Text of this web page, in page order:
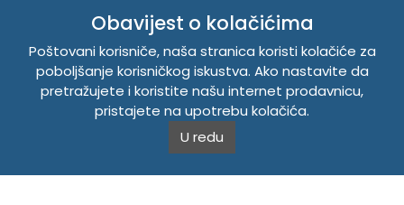
INFORMACIJE
Politika o kolačićima
Uslovi korištenja
Politika privatnosti
Obavijest o kolačićima
Poštovani korisniče, naša stranica koristi kolačiće za
poboljšanje korisničkog iskustva. Ako nastavite da
pretražujete i koristite našu internet prodavnicu,
pristajete na upotrebu kolačića.
U redu